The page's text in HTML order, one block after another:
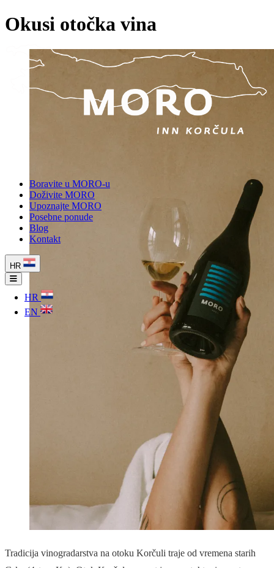
Boravite u MORO-u
Doživite MORO
Upoznajte MORO
Posebne ponude
Blog
Kontakt
HR
HR
EN
Okusi otočka vina
Tradicija vinogradarstva na otoku Korčuli traje od vremena starih